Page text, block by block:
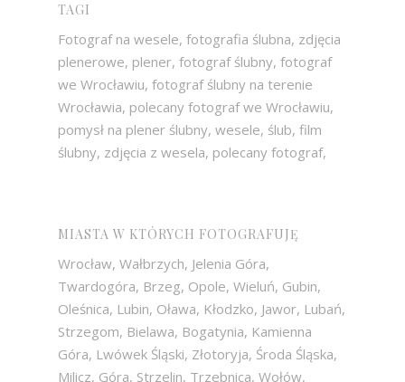
TAGI
Fotograf na wesele, fotografia ślubna, zdjęcia
plenerowe, plener, fotograf ślubny, fotograf
we Wrocławiu, fotograf ślubny na terenie
Wrocławia, polecany fotograf we Wrocławiu,
pomysł na plener ślubny, wesele, ślub, film
ślubny, zdjęcia z wesela, polecany fotograf,
MIASTA W KTÓRYCH FOTOGRAFUJĘ
Wrocław, Wałbrzych, Jelenia Góra,
Twardogóra, Brzeg, Opole, Wieluń, Gubin,
Oleśnica, Lubin, Oława, Kłodzko, Jawor, Lubań,
Strzegom, Bielawa, Bogatynia, Kamienna
Góra, Lwówek Śląski, Złotoryja, Środa Śląska,
Milicz, Góra, Strzelin, Trzebnica, Wołów,